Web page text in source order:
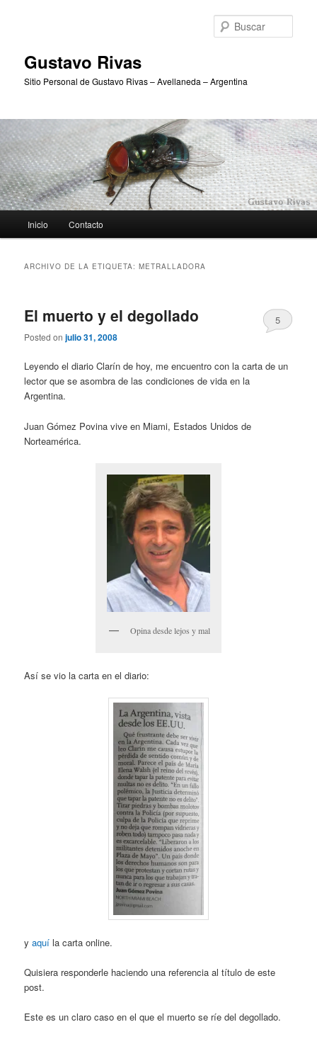
Gustavo Rivas
Sitio Personal de Gustavo Rivas – Avellaneda – Argentina
principal
Inicio Contacto
ARCHIVO DE LA ETIQUETA:METRALLADORA
El muerto y el degollado
Posted onjulio 31, 2008
5
Leyendo el diario Clarín de hoy, me encuentro con la carta de un
lector que se asombra de las condiciones de vida en la
Argentina.
Juan Gómez Povina vive en Miami, Estados Unidos de
Norteamérica.
Opina desde lejos y mal
Así se vio la carta en el diario:
yaquí la carta online.
Quisiera responderle haciendo una referencia al título de este
post.
Este es un claro caso en el que el muerto se ríe del degollado.